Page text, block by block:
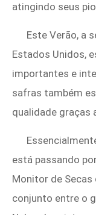
atingindo seus
Este Verão, a
Estados Unidos,
importantes e
safras também
qualidade graças
está passando
Monitor de
conjunto entre o